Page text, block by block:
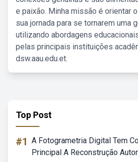
e paixão. Minha missão é orientar
sua jornada para se tornarem uma
utilizando abordagens
pelas principais instituições
dsw.aau.edu.et.
Top Post
#1 A Fotogrametria Digital Tem
Principal A Reconstrução